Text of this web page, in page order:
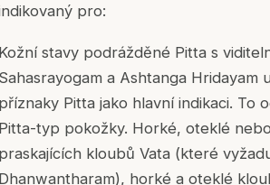
pro:
Kožní stavy podrážděné Pitta s
Sahasrayogam a Ashtanga
příznaky Pitta jako hlavní indikaci.
Pitta-typ pokožky. Horké, oteklé
praskajících kloubů Vata (které
Dhanwantharam), horké a oteklé